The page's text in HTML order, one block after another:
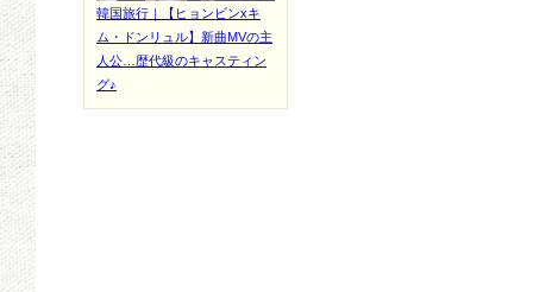
韓国旅行｜【ヒョンビンxキ
ム・ドンリュル】新曲MVの主
人公…歴代級のキャスティン
グ♪